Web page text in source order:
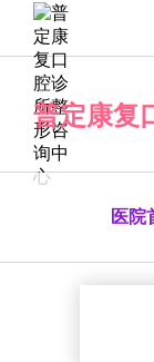
普定康复
医院